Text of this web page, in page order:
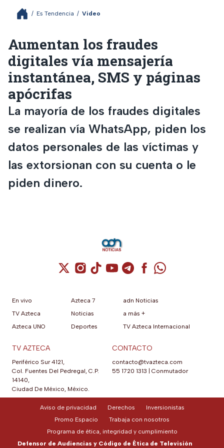
/ Es Tendencia / Video
Aumentan los fraudes
digitales vía mensajería
instantánea, SMS y páginas
apócrifas
La mayoría de los fraudes digitales
se realizan vía WhatsApp, piden los
datos personales de las víctimas y
las extorsionan con su cuenta o le
piden dinero.
Cuenta de X / Twitter (se abre en una
Cuenta de Instagram (se abre en una
Cuenta de TikTok (se abre en
Cuenta de YouTube (se abre
Cuenta de Telegram (se
Cuenta de
Cuenta de
En vivo
TV Azteca
Azteca UNO
Azteca 7
Noticias
Deportes
adn Noticias
a más +
TV Azteca Internacional
TV AZTECA
Periférico Sur 4121,
Col. Fuentes Del Pedregal, C.P.
14140,
Ciudad De México, México.
CONTACTO
contacto@tvazteca.com
55 1720 1313 | Conmutador
Aviso de privacidad Derechos
Inversionistas
Promo Espacio
Trabaja con nosotros
Programa de ética, integridad y cumplimiento
Defensor de Audiencias y Código de Ética de Televisión